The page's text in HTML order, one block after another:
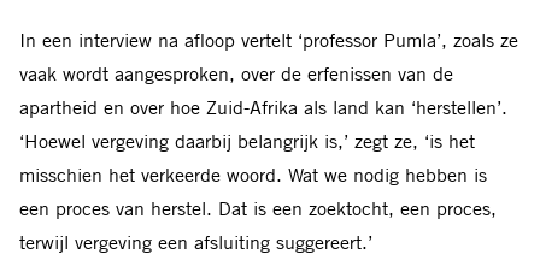
In een interview na afloop vertelt ‘professor Pumla’, zoals ze
vaak wordt aangesproken, over de erfenissen van de
apartheid en over hoe Zuid-Afrika als land kan ‘herstellen’.
‘Hoewel vergeving daarbij belangrijk is,’ zegt ze, ‘is het
misschien het verkeerde woord. Wat we nodig hebben is
een proces van herstel. Dat is een zoektocht, een proces,
terwijl vergeving een afsluiting suggereert.’